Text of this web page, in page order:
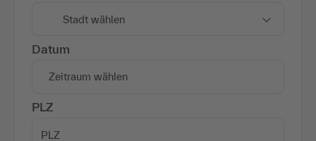
Datum
Zeitraum wählen
Stadt wählen
PLZ